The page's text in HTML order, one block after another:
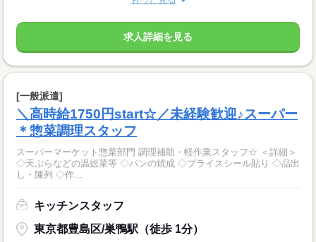
求人詳細を見る
[一般派遣]
＼高時給1750円start☆／未経験歓迎♪スーパー
＊惣菜調理スタッフ
スーパーマーケット惣菜部門 調理補助・軽作業スタッフ☆ ＜詳細＞
◇天ぷらなどの温総菜等 ◇パンの焼成 ◇プライスシール貼り ◇品出
し・陳列 ◇作...
キッチンスタッフ
東京都豊島区/巣鴨駅（徒歩 1分）